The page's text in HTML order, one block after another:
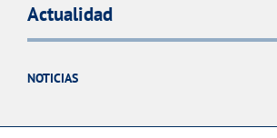
Actualidad
NOTICIAS